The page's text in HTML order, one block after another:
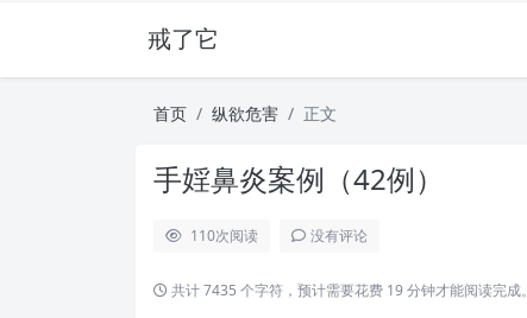
戒了它
首页 纵欲危害 正文
手婬鼻炎案例（42例）
110次阅读 没有评论
共计 7435 个字符，预计需要花费 19 分钟才能阅读完成。